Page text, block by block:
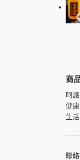
商
呵
健
生
聯